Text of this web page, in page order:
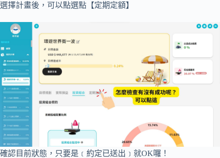
選擇計畫後，可以點選點【定期定額】
確認目前狀態，只要是﹝約定已送出﹞就OK囉！